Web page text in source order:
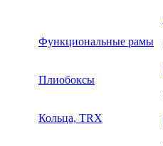
Функциональные рамы
Плиобоксы
Кольца, TRX